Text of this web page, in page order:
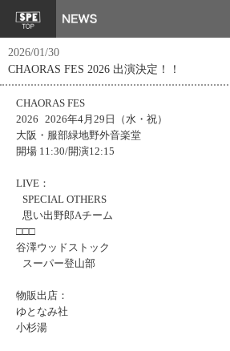
2026/01/30
CHAORAS FES 2026 出演決定！！
CHAORAS FES
2026 2026年4月29日（水・祝）
大阪・服部緑地野外音楽堂
開場 11:30/開演12:15
LIVE：
SPECIAL OTHERS
思い出野郎Aチーム
□□□
谷澤ウッドストック
スーパー登山部
物販出店：
ゆとなみ社
小杉湯